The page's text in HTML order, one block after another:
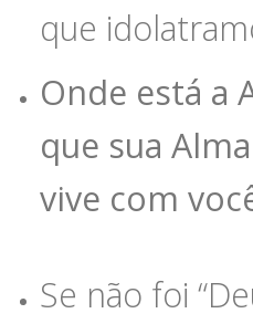
que
Onde está a
que sua
vive com
Se não foi